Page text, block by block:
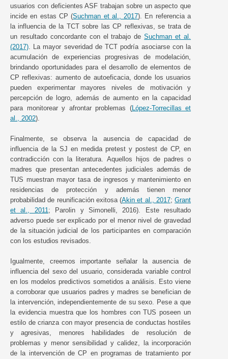
usuarios con deficientes ASF trabajan sobre un aspecto que
incide en estas CP (Suchman et al., 2017). En referencia a
la influencia de la TCT sobre las CP reflexivas, se trata de
un resultado concordante con el trabajo deSuchman et al.
(2017) . La mayor severidad de TCT podría asociarse con la
acumulación de experiencias progresivas de modelación,
brindando oportunidades para el desarrollo de elementos de
CP reflexivas: aumento de autoeficacia, donde los usuarios
pueden experimentar mayores niveles de motivación y
percepción de logro, además de aumento en la capacidad
para monitorear y afrontar problemas (López-Torrecillas et
al., 2002).
Finalmente, se observa la ausencia de capacidad de
influencia de la SJ en medida pretest y postest de CP, en
contradicción con la literatura. Aquellos hijos de padres o
madres que presentan antecedentes judiciales además de
TUS muestran mayor tasa de ingresos y mantenimiento en
residencias de protección y además tienen menor
probabilidad de reunificación exitosa (Akin et al., 2017; Grant
et al., 2011 ; Parolin y Simonelli, 2016). Este resultado
adverso puede ser explicado por el menor nivel de gravedad
de la situación judicial de los participantes en comparación
con los estudios revisados.
Igualmente, creemos importante señalar la ausencia de
influencia del sexo del usuario, considerada variable control
en los modelos predictivos sometidos a análisis. Esto viene
a corroborar que usuarios padres y madres se benefician de
la intervención, independientemente de su sexo. Pese a que
la evidencia muestra que los hombres con TUS poseen un
estilo de crianza con mayor presencia de conductas hostiles
y agresivas, menores habilidades de resolución de
problemas y menor sensibilidad y calidez, la incorporación
de la intervención de CP en programas de tratamiento por